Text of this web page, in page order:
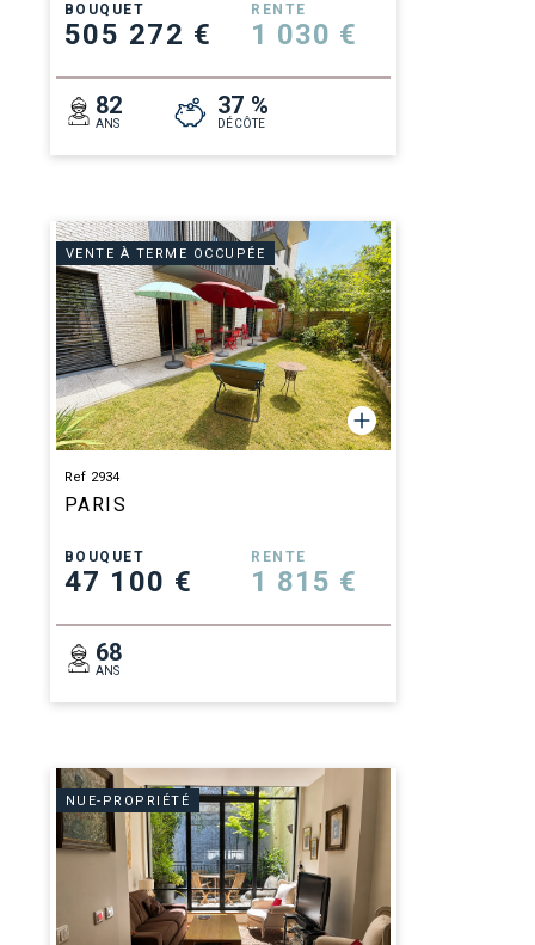
BOUQUET
505 272 €
RENTE
1 030 €
82
ANS
37 %
DÉCÔTE
VENTE À TERME OCCUPÉE
Ref 2934
PARIS
BOUQUET
47 100 €
RENTE
1 815 €
68
ANS
NUE-PROPRIÉTÉ